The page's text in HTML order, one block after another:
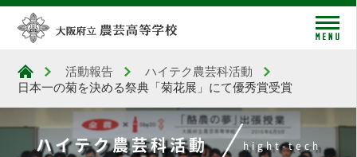
大阪府立農芸高等学校
活動報告
ハイテク農芸科活動
日本一の菊を決める祭典「菊花展」にて優秀賞受賞
ハイテク農芸科活動 hight-tech